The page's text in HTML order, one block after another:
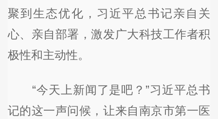
聚到生态优化，习近平总书记亲自关
心、亲自部署，激发广大科技工作者积
极性和主动性。
“今天上新闻了是吧？”习近平总书
记的这一声问候，让来自南京市第一医